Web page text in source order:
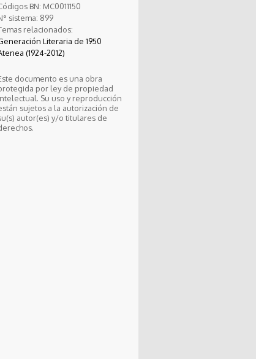
BN: MC0011150
sistema: 899
relacionados:
Literaria de 1950
(1924-2012)
documento es una obra
por ley de propiedad
Su uso y reproducción
sujetos a la autorización de
autor(es) y/o titulares de